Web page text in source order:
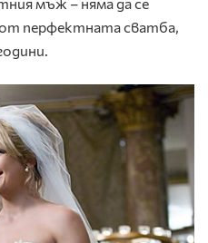
мъж – няма да се
перфектната сватба,